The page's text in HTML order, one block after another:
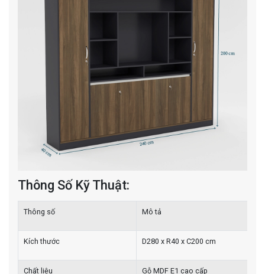
Thông Số Kỹ Thuật:
Thông số Mô tả
Kích thước D280 x R40 x C200 cm
Chất liệu Gỗ MDF E1 cao cấp